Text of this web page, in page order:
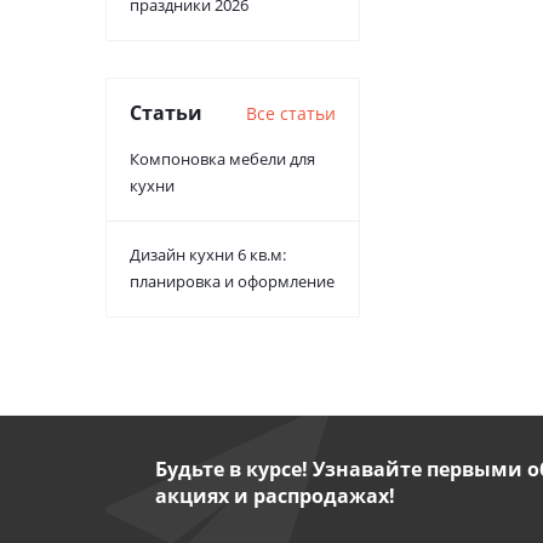
праздники 2026
Статьи Все статьи
Компоновка мебели для
кухни
Дизайн кухни 6 кв.м:
планировка и оформление
Будьте в курсе! Узнавайте первыми
акциях и распродажах!